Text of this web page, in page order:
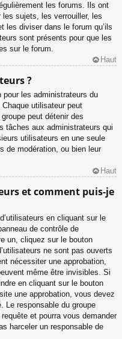
les forums. Ils ont
les sujets, les verrouiller, les
les diviser dans le forum qu’ils
sont présents pour que les
sur le forum.
Haut
?
pour les administrateurs du
utilisateur peut
peut détenir des
tâches aux administrateurs qui
utilisateurs en une seule
de modération, ou bien leur
Haut
et comment puis-je
en cliquant sur le
de contrôle de
un, cliquez sur le bouton
ne sont pas ouverts
nécessiter une approbation,
même être invisibles. Si
en cliquant sur le bouton
une approbation, vous devez
Le responsable du groupe
et pourra vous demander
harceler un responsable de